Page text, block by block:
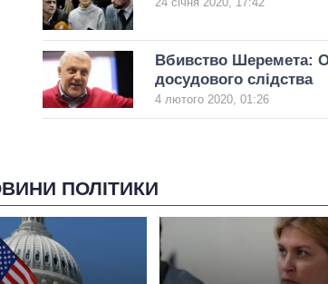
Вбивство Шеремета:
досудового слідства
4 лютого 2020, 01:26
ПОЛІТИКИ